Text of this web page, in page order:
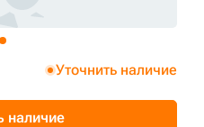
Уточнить наличие
наличие